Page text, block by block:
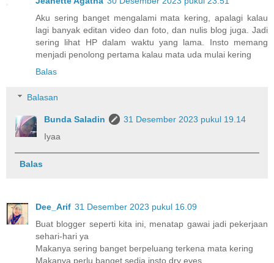
Aku sering banget mengalami mata kering, apalagi kalau
lagi banyak editan video dan foto, dan nulis blog juga. Jadi
sering lihat HP dalam waktu yang lama. Insto memang
menjadi penolong pertama kalau mata uda mulai kering
Balas
Balasan
Bunda Saladin
31 Desember 2023 pukul 19.14
Iyaa
Balas
Dee_Arif 31 Desember 2023 pukul 16.09
Buat blogger seperti kita ini, menatap gawai jadi pekerjaan
sehari-hari ya
Makanya sering banget berpeluang terkena mata kering
Makanya perlu banget sedia insto dry eyes